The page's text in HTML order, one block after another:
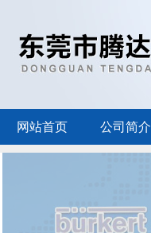
网站首页 公司简介